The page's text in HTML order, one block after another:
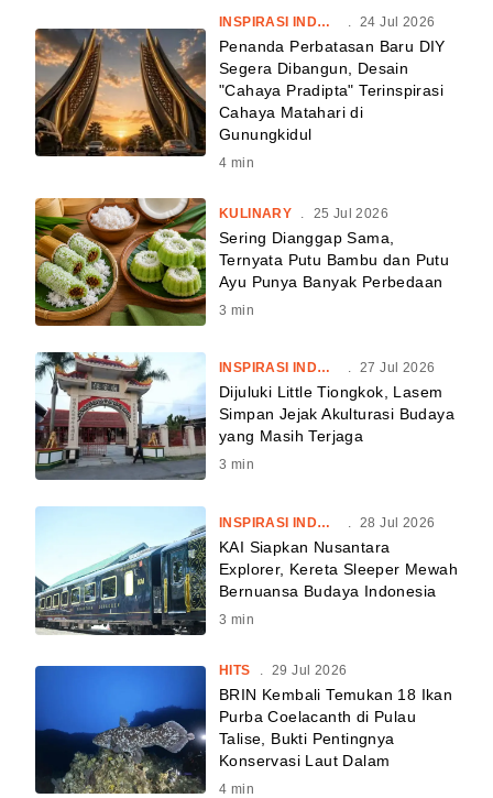
INSPIRASI INDONESIA . 24 Jul 2026
Penanda Perbatasan Baru DIY
Segera Dibangun, Desain
"Cahaya Pradipta" Terinspirasi
Cahaya Matahari di
Gunungkidul
4 min
KULINARY . 25 Jul 2026
Sering Dianggap Sama,
Ternyata Putu Bambu dan Putu
Ayu Punya Banyak Perbedaan
3 min
INSPIRASI INDONESIA . 27 Jul 2026
Dijuluki Little Tiongkok, Lasem
Simpan Jejak Akulturasi Budaya
yang Masih Terjaga
3 min
INSPIRASI INDONESIA 28 Jul 2026
KAI Siapkan Nusantara
Explorer, Kereta Sleeper Mewah
Bernuansa Budaya Indonesia
3 min
HITS 29 Jul 2026
BRIN Kembali Temukan 18 Ikan
Purba Coelacanth di Pulau
Talise, Bukti Pentingnya
Konservasi Laut Dalam
4 min